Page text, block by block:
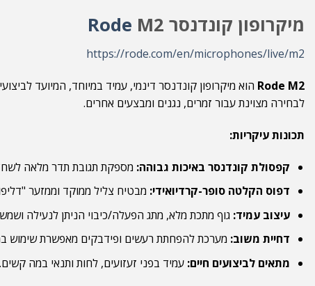
מיקרופון קונדנסר Rode M2
https://rode.com/en/microphones/live/m2
Rode M2 הוא מיקרופון קונדנסר דינמי, עמיד במיוחד, המיועד
לבחירה מצוינת עבור זמרים, נגנים ומבצעים אחרים.
תכונות עיקריות:
קפסולת קונדנסר באיכות גבוהה: מספקת תגובת תדר מלאה
דפוס הקלטה סופר-קרדיואידי: מבטיח צליל ממוקד וממזער
עיצוב עמיד: גוף מתכת מלא, מתג הפעלה/כיבוי הניתן לנעילה
דחיית משוב: מערכת להפחתת רעשים ופידבקים מאפשרת שימוש
מתאים לביצועים חיים: עמיד בפני זעזועים, לחות ותנאי במה קשים.